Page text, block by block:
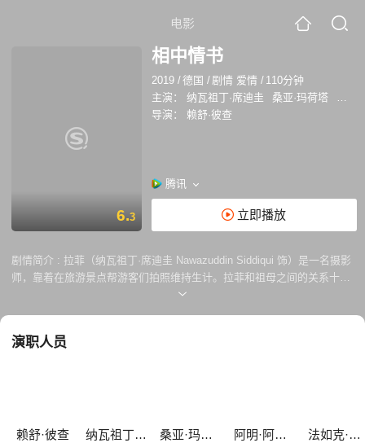
电影
6.3
相中情书
2019 / 德国 /剧情 爱情 / 110分钟
主演：
纳瓦祖丁·席迪圭 桑亚·玛荷塔
阿明
导演：
赖舒·彼查
腾讯
立即播放
剧情简介 : 拉菲（纳瓦祖丁·席迪圭 Nawazuddin Siddiqui 饰）是一名摄影
师，靠着在旅游景点帮游客们拍照维持生计。拉菲和祖母之间的关系十分
的要好，年迈的祖母希望能在死前看到拉菲成家立业，为了安慰祖母，拉
已的祖母竟然提出要登门拜访，亲眼见一见自己未来的孙媳妇，为了圆
演职人员
赖舒·彼查 纳瓦祖丁·席迪圭 桑亚·玛荷塔 阿明·阿卜杜勒·奎德 法如克·贾法尔